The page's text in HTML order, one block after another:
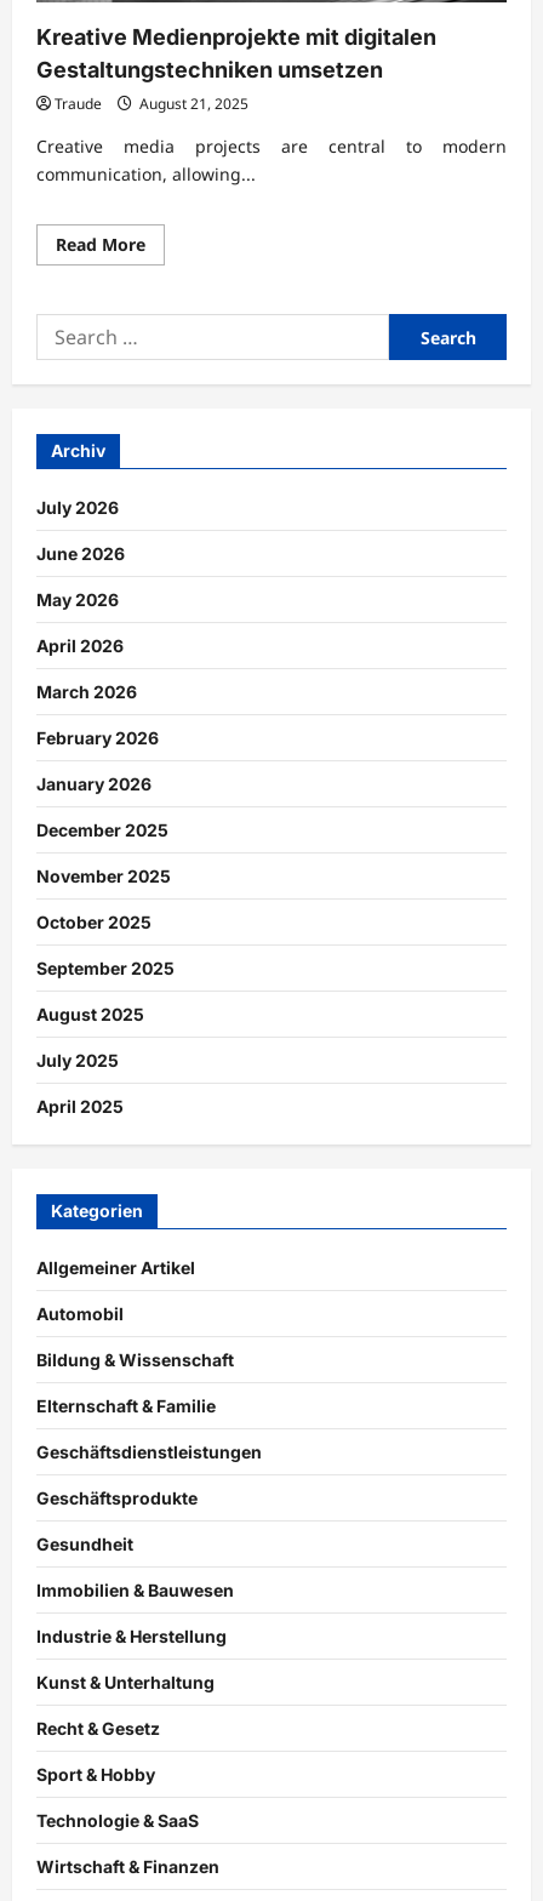
Kreative Medienprojekte mit digitalen
Gestaltungstechniken umsetzen
Traude August 21, 2025
Creative media projects are central to modern
communication, allowing...
Read MoreRead
more
Medienprojekte
Gestaltungstechniken
umsetzen
Search
for:
Archiv
July 2026
June 2026
May 2026
April 2026
March 2026
February 2026
January 2026
December 2025
November 2025
October 2025
September 2025
August 2025
July 2025
April 2025
Kategorien
Allgemeiner Artikel
Automobil
Bildung & Wissenschaft
Elternschaft & Familie
Geschäftsdienstleistungen
Geschäftsprodukte
Gesundheit
Immobilien & Bauwesen
Industrie & Herstellung
Kunst & Unterhaltung
Recht & Gesetz
Sport & Hobby
Technologie & SaaS
Wirtschaft & Finanzen